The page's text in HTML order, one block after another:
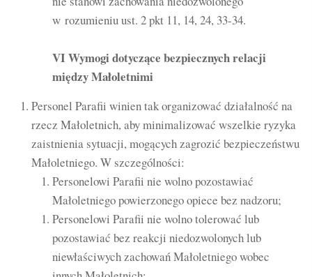
w rozumieniu ust. 2 pkt 11, 14, 24, 33-34.
VI Wymogi dotyczące bezpiecznych relacji
między Małoletnimi
Personel Parafii winien tak organizować działalność na
rzecz Małoletnich, aby minimalizować wszelkie ryzyka
zaistnienia sytuacji, mogących zagrozić bezpieczeństwu
Małoletniego. W szczególności:
Personelowi Parafii nie wolno pozostawiać
Małoletniego powierzonego opiece bez nadzoru;
Personelowi Parafii nie wolno tolerować lub
pozostawiać bez reakcji niedozwolonych lub
niewłaściwych zachowań Małoletniego wobec